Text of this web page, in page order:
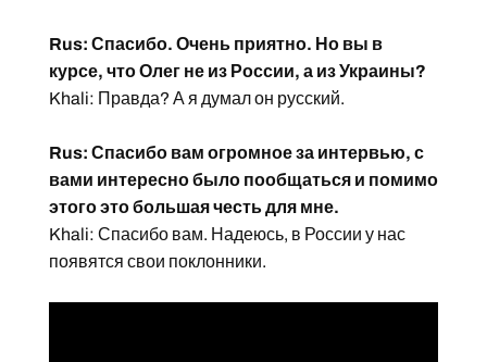
Rus: Спасибо. Очень приятно. Но вы в
курсе, что Олег не из России, а из Украины?
Khali: Правда? А я думал он русский.
Rus: Спасибо вам огромное за интервью, с
вами интересно было пообщаться и помимо
этого это большая честь для мне.
Khali: Спасибо вам. Надеюсь, в России у нас
появятся свои поклонники.